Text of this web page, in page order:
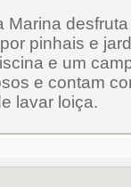
Marina
pinhais e
e um
e contam
lavar loiça.